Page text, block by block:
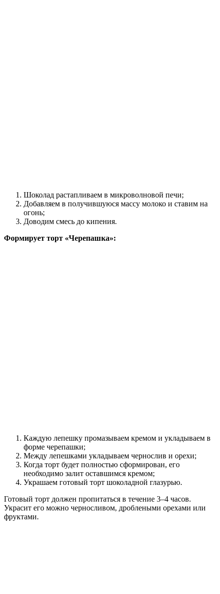
Шоколад растапливаем в микроволновой печи;
Добавляем в получившуюся массу молоко и ставим на
огонь;
Доводим смесь до кипения.
Формирует торт «Черепашка»:
Каждую лепешку промазываем кремом и укладываем в
форме черепашки;
Между лепешками укладываем чернослив и орехи;
Когда торт будет полностью сформирован, его
необходимо залит оставшимся кремом;
Украшаем готовый торт шоколадной глазурью.
Готовый торт должен пропитаться в течение 3–4 часов.
Украсит его можно черносливом, дроблеными орехами или
фруктами.